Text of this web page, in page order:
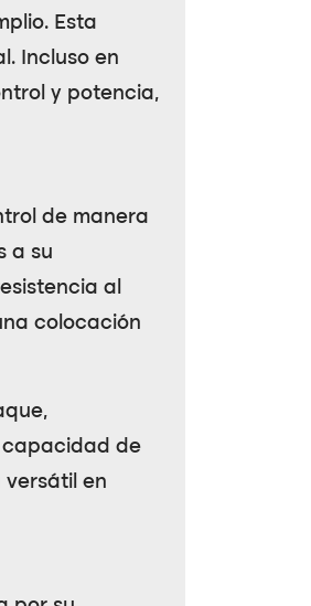
Esta
Incluso en
y potencia,
de manera
a su
al
colocación
capacidad de
en